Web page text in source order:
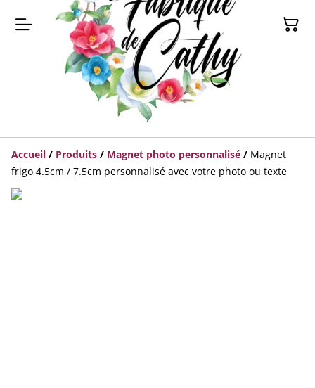
Accueil / Produits / Magnet photo personnalisé / Magnet
frigo 4.5cm / 7.5cm personnalisé avec votre photo ou texte